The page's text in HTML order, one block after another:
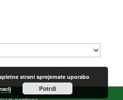
strani sprejemate uporabo
Potrdi